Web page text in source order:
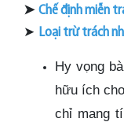
➤ Chế định miễn
➤ Loại trừ trách
Hy vọng
hữu ích
chỉ mang